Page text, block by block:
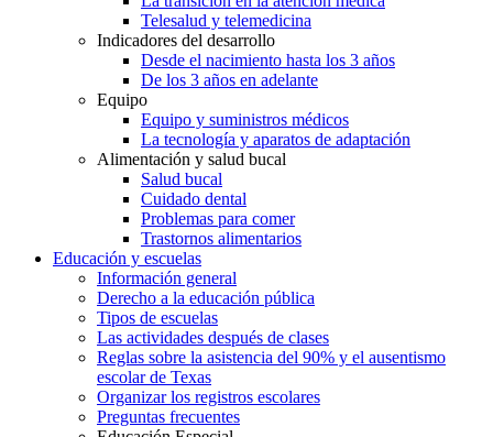
Telesalud y telemedicina
Indicadores del desarrollo
Desde el nacimiento hasta los 3 años
De los 3 años en adelante
Equipo
Equipo y suministros médicos
La tecnología y aparatos de adaptación
Alimentación y salud bucal
Salud bucal
Cuidado dental
Problemas para comer
Trastornos alimentarios
Educación y escuelas
Información general
Derecho a la educación pública
Tipos de escuelas
Las actividades después de clases
Reglas sobre la asistencia del 90% y el ausentismo
escolar de Texas
Organizar los registros escolares
Preguntas frecuentes